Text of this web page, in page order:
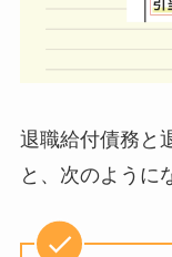
退職給付債務 と
と、次のように